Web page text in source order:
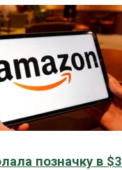
позначку в $3